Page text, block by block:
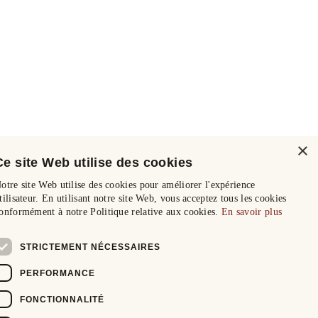
×
site Web utilise des cookies
site Web utilise des cookies pour améliorer l'expérience
En utilisant notre site Web, vous acceptez tous les cookies
à notre Politique relative aux cookies. En savoir plus
STRICTEMENT NÉCESSAIRES
PERFORMANCE
FONCTIONNALITÉ